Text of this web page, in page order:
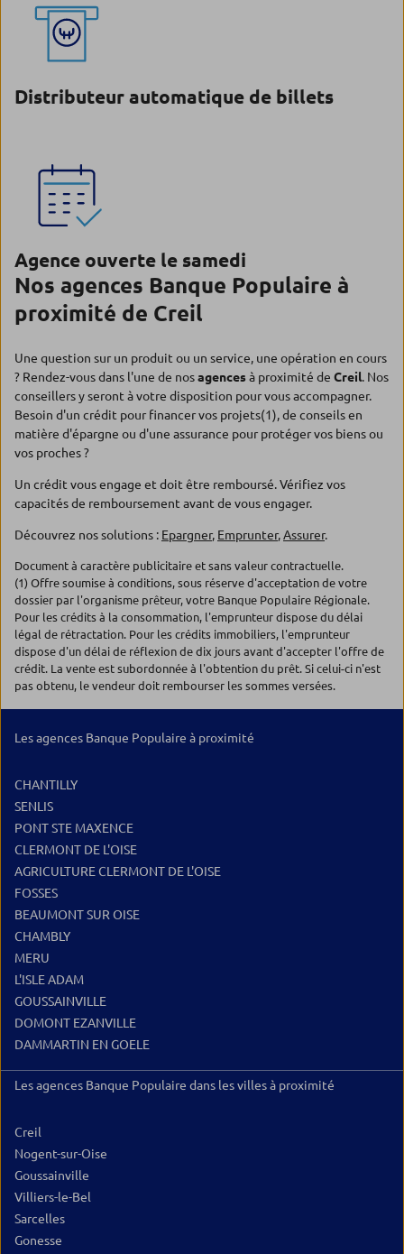
Distributeur automatique de billets
Agence ouverte le samedi
Nos agences Banque Populaire à
proximité de Creil
Une question sur un produit ou un service, une opération en cours
? Rendez-vous dans l'une de nosagencesà proximité de Creil. Nos
conseillers y seront à votre disposition pour vous accompagner.
Besoin d'un crédit pour financer vos projets(1), de conseils en
matière d'épargne ou d'une assurance pour protéger vos biens ou
vos proches ?
Un crédit vous engage et doit être remboursé. Vérifiez vos
capacités de remboursement avant de vous engager.
Découvrez nos solutions : Epargner, Emprunter,Assurer.
Document à caractère publicitaire et sans valeur contractuelle.
(1) Offre soumise à conditions, sous réserve d'acceptation de votre
dossier par l'organisme prêteur, votre Banque Populaire Régionale.
Pour les crédits à la consommation, l'emprunteur dispose du délai
légal de rétractation. Pour les crédits immobiliers, l'emprunteur
dispose d'un délai de réflexion de dix jours avant d'accepter l'offre de
crédit. La vente est subordonnée à l'obtention du prêt. Si celui-ci n'est
pas obtenu, le vendeur doit rembourser les sommes versées.
Les agences Banque Populaire à proximité
CHANTILLY
SENLIS
PONT STE MAXENCE
CLERMONT DE L'OISE
AGRICULTURE CLERMONT DE L'OISE
FOSSES
BEAUMONT SUR OISE
CHAMBLY
MERU
L'ISLE ADAM
GOUSSAINVILLE
DOMONT EZANVILLE
DAMMARTIN EN GOELE
Les agences Banque Populaire dans les villes à proximité
Creil
Nogent-sur-Oise
Goussainville
Villiers-le-Bel
Sarcelles
Gonesse